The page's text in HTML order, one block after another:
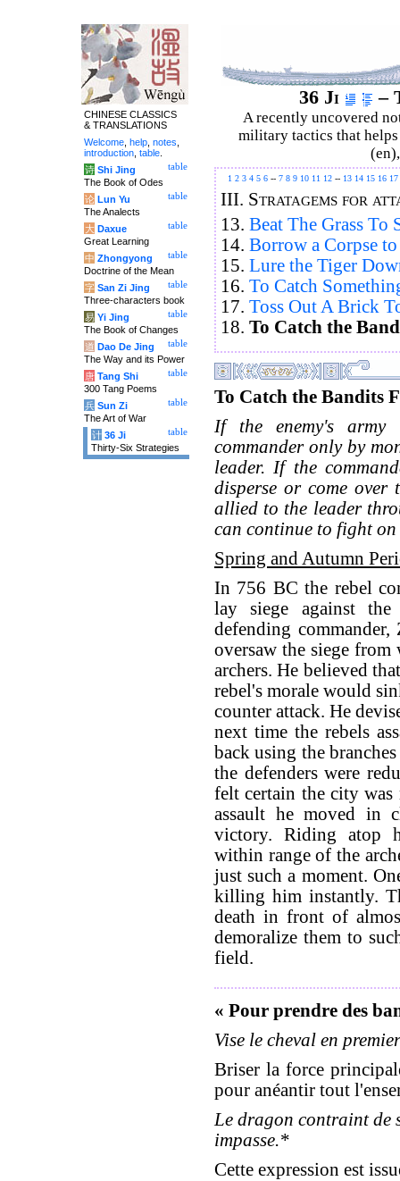
36 Ji –
A recently uncovered
military tactics that
1 2 3 4 5 6-- 7 8 9 10 11 12-- 13 14 15 16 17
III. Stratagems for
13. Beat The Grass To
14. Borrow a Corpse
15. Lure the Tiger
16. To Catch
17. Toss Out A Brick
18. To Catch the
To Catch the Bandits
If the enemy's
commander only by
leader. If the
disperse or come over
allied to the leader
can continue to fight on
Spring and Autumn
In 756 BC the rebel
lay siege against
defending
oversaw the siege
archers. He believed
rebel's morale would
counter attack. He
next time the rebels
back using the
the defenders were
felt certain the city was
assault he moved in
victory. Riding atop
within range of the
just such a moment.
killing him instantly.
death in front of
demoralize them to
field.
« Pour prendre des
Vise le cheval en
Briser la force
pour anéantir tout
Le dragon contraint de
impasse.*
Cette expression est
CHINESE CLASSICS
& TRANSLATIONS
Welcome help notes
introduction table
table
诗 Shi Jing
The Book of Odes
table
论 Lun Yu
The Analects
table
大 Daxue
Great Learning
table
中 Zhongyong
Doctrine of the Mean
table
字 San Zi Jing
Three-characters book
table
易 Yi Jing
The Book of Changes
table
道 Dao De Jing
The Way and its Power
table
唐 Tang Shi
300 Tang Poems
table
兵 Sun Zi
The Art of War
table
计 36 Ji
Thirty-Six Strategies